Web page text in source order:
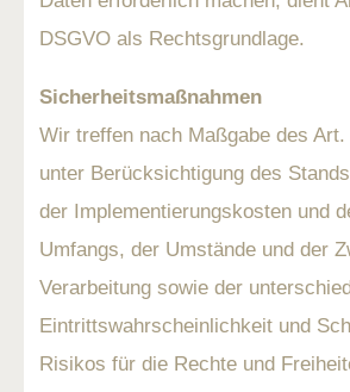
DSGVO als Rechtsgrundlage.
Sicherheitsmaßnahmen
Wir treffen nach Maßgabe des
unter Berücksichtigung des
der Implementierungskosten und
Umfangs, der Umstände und der
Verarbeitung sowie der
Eintrittswahrscheinlichkeit und
Risikos für die Rechte und